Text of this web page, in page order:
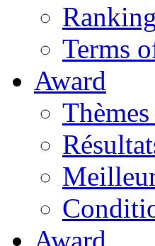
Ranking
Terms
Award